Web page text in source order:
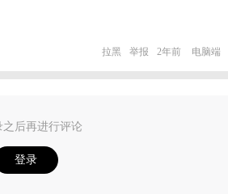
拉黑 举报 2年前 电脑端
之后再进行评论
登录